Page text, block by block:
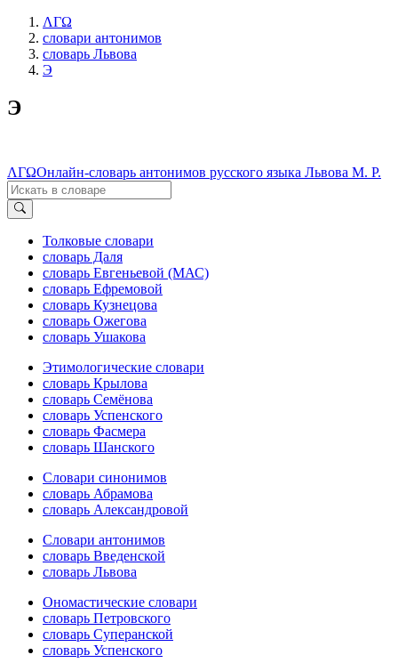
ΛΓΩ
словари антонимов
словарь Львова
Э
Э
ΛΓΩОнлайн-словарь антонимов русского языка Львова М. Р.
Толковые словари
словарь Даля
словарь Евгеньевой (МАС)
словарь Ефремовой
словарь Кузнецова
словарь Ожегова
словарь Ушакова
Этимологические словари
словарь Крылова
словарь Семёнова
словарь Успенского
словарь Фасмера
словарь Шанского
Словари синонимов
словарь Абрамова
словарь Александровой
Словари антонимов
словарь Введенской
словарь Львова
Ономастические словари
словарь Петровского
словарь Суперанской
словарь Успенского